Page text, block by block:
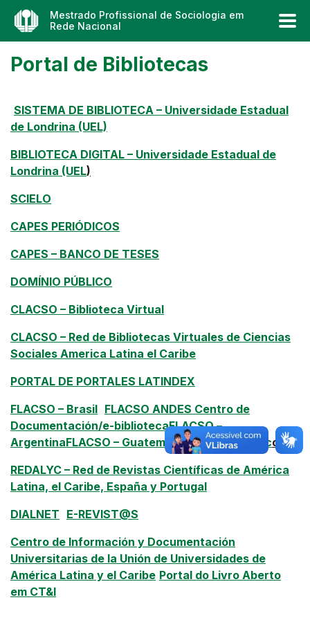
Mestrado Profissional de Sociologia em
Rede Nacional
Portal de Bibliotecas
SISTEMA DE BIBLIOTECA – Universidade Estadual
de Londrina (UEL)
BIBLIOTECA DIGITAL – Universidade Estadual de
Londrina (UEL)
SCIELO
CAPES PERIÓDICOS
CAPES – BANCO DE TESES
DOMÍNIO PÚBLICO
CLACSO – Biblioteca Virtual
CLACSO – Red de Bibliotecas Virtuales de Ciencias
Sociales America Latina el Caribe
PORTAL DE PORTALES LATINDEX
FLACSO – Brasil FLACSO ANDES Centro de
Documentación/e-bibliotecaFLACSO –
ArgentinaFLACSO – GuatemalaFLACSO – México
REDALYC – Red de Revistas Científicas de América
Latina, el Caribe, España y Portugal
DIALNET E-REVIST@S
Centro de Información y Documentación
Universitarias de la Unión de Universidades de
América Latina y el Caribe Portal do Livro Aberto
em CT&I